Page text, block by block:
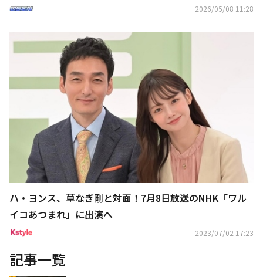
2026/05/08 11:28
ハ・ヨンス、草なぎ剛と対面！7月8日放送のNHK「ワル
イコあつまれ」に出演へ
2023/07/02 17:23
記事一覧